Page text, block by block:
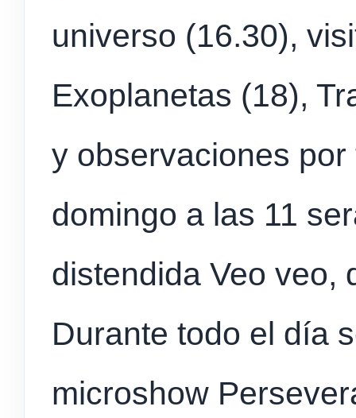
universo (16.30),
Exoplanetas (18),
y observaciones
domingo a las 11
distendida Veo veo,
Durante todo el día
microshow